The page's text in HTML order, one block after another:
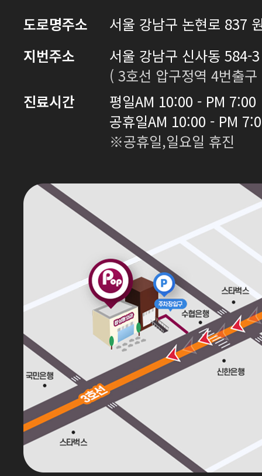
도로명주소
서울 강남구 논현로 837
지번주소
서울 강남구 신사동 584-
( 3호선 압구정역 4번출
진료시간
평일AM 10:00 - PM 7:00
공휴일AM 10:00 - PM
※공휴일,일요일 휴진